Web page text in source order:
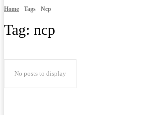
Home Tags Ncp
Tag: ncp
No posts to display